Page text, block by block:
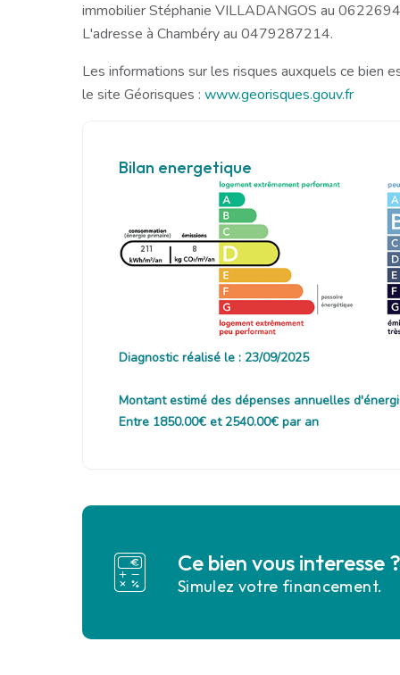
immobilier Stéphanie VILLADANGOS au
L'adresse à Chambéry au 0479287214.
Les informations sur les risques auxquels ce bien
le site Géorisques : www.georisques.gouv.fr
Bilan energetique
211 8
Diagnostic réalisé le : 23/09/2025
Montant estimé des dépenses annuelles
Entre 1850.00€ et 2540.00€ par an
Ce bien vous interesse ?
Simulez votre financement.